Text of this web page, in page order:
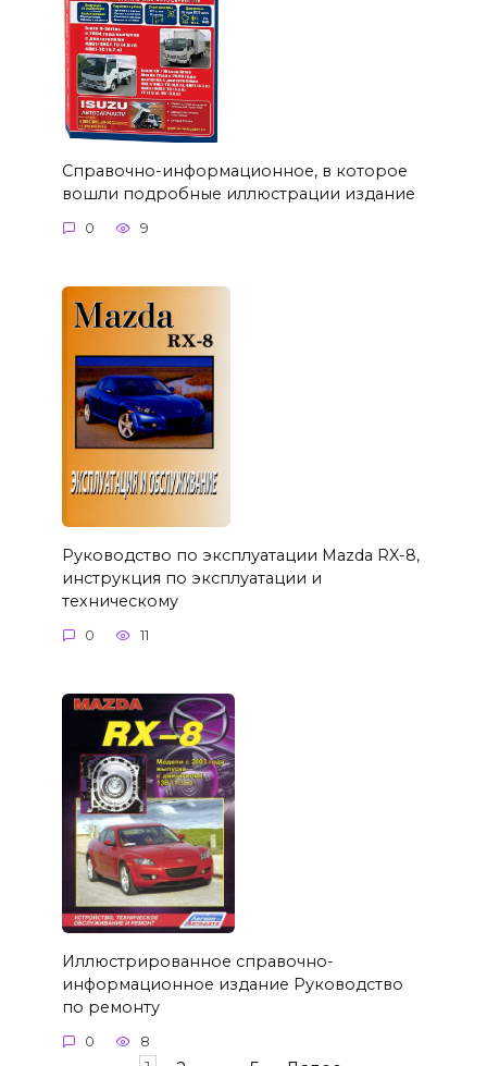
Справочно-информационное, в которое
вошли подробные иллюстрации издание
0 9
Руководство по эксплуатации Mazda RX-8,
инструкция по эксплуатации и
техническому
0 11
Иллюстрированное справочно-
информационное издание Руководство
по ремонту
0 8